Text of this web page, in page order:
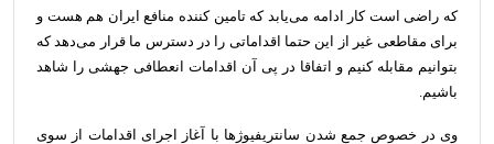
که راضی است کار ادامه می‌یابد که تامین کننده منافع ایران هم هست و
برای مقاطعی غیر از این حتما اقداماتی را در دسترس ما قرار می‌دهد که
بتوانیم مقابله کنیم و اتفاقا در پی آن اقدامات انعطافی جهشی را شاهد
باشیم.
وی در خصوص جمع شدن سانتریفیوژها با آغاز اجرای اقدامات از سوی